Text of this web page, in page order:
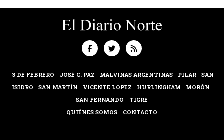
3 DE FEBRERO JOSÉ C. PAZ MALVINAS ARGENTINAS PILAR
SAN
ISIDRO
SAN MARTÍN VICENTE LOPEZ HURLINGHAM
MORÓN
SAN FERNANDO
TIGRE
QUIÉNES SOMOS
CONTACTO